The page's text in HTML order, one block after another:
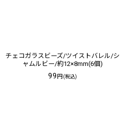
チェコガラスビーズ/ツイストバレル/シ
ャムルビー/約12×8mm(6個)
99円(税込)